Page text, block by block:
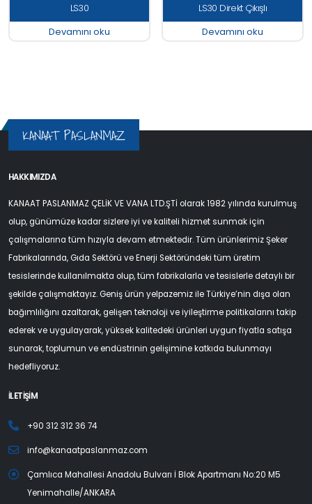
LS30
Devamını oku
LS30 Direkt Çıkışlı
Devamını oku
KANAAT PASLANMAZ
HAKKIMIZDA
KANAAT PASLANMAZ ÇELİK VE VANA LTD.ŞTİ olarak 1982 yılında kurulmuş
olup, günümüze kadar sizlere iyi ve kaliteli hizmet sunmak için
çalışmalarına tüm hızıyla devam etmektedir. Tüm ürünlerimiz Şeker
Fabrikalarında, Gıda Sektörü ve Enerji Sektöründeki tüm üretim
tesislerinde kullanılmakta olup, tüm fabrikalarla ve tesislerle detaylı bir
şekilde çalışmaktayız. Geniş ürün yelpazemiz ile Türkiye’nin dışa olan
bağımlılığını azaltarak, gelişen teknoloji ve iyileştirme politikalarını takip
ederek ve uygulayarak, yüksek kalitedeki ürünleri uygun fiyatla satışa
sunarak, toplumun ve endüstrinin gelişimine katkıda bulunmayı
hedefliyoruz.
İLETİŞİM
+90 312 312 36 74
info@kanaatpaslanmaz.com
Çamlıca Mahallesi Anadolu Bulvarı İ Blok Apartmanı No:20 M5
Yenimahalle/ANKARA